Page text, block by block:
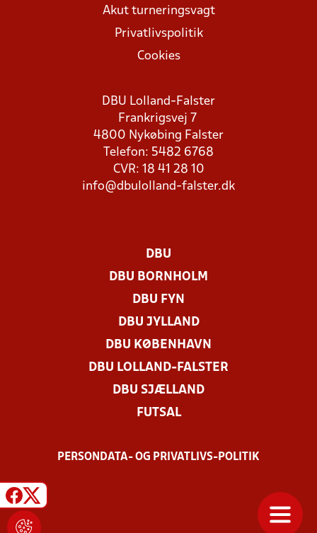
Akut turneringsvagt
Privatlivspolitik
Cookies
DBU Lolland-Falster
Frankrigsvej 7
4800 Nykøbing Falster
Telefon: 5482 6768
CVR: 18 41 28 10
info@dbulolland-falster.dk
DBU
DBU BORNHOLM
DBU FYN
DBU JYLLAND
DBU KØBENHAVN
DBU LOLLAND-FALSTER
DBU SJÆLLAND
FUTSAL
PERSONDATA- OG PRIVATLIVS-POLITIK